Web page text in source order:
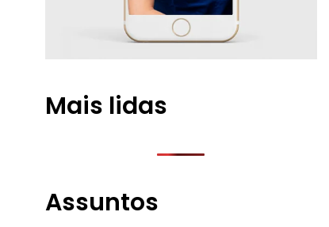
Mais lidas
Assuntos